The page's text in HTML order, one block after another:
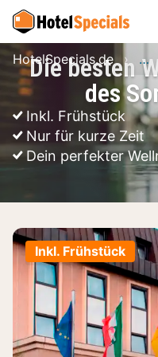
Die besten
des
Inkl. Frühstück
Nur für kurze Zeit
Dein perfekter
HotelSpecials.de
Inkl. Frühstück